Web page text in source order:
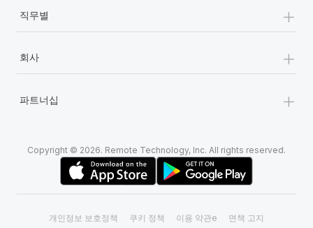
장 적합 사람을 찾아 채용 및 관리하고 급여를 지급하도록 돕는 것
입니다. 이를 위해 최근 몇 주 동안 새로운...
자세히 알아보기
Shootsta가 Remote를 통해 네 개의 시장에서 글로벌
비디오 콘텐츠를 활용한 마케팅이 계속해서 인기를 끌면서, 기업들
에게는 흥미롭고 전문적인 비디오 제작이 어느 때보다 중요해졌습
니다. 그러나 대부분의 회사들은 그렇게 높은 품질의...
직무별 +
회사 +
파트너십 +
Copyright © 2026. Remote Technology, Inc. All rights reserved.
개인정보 보호정책 쿠키 정책 이용 약관e 면책 고지